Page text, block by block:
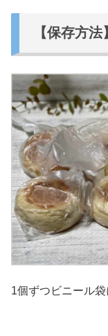
【保存方法】
1個ずつビニール